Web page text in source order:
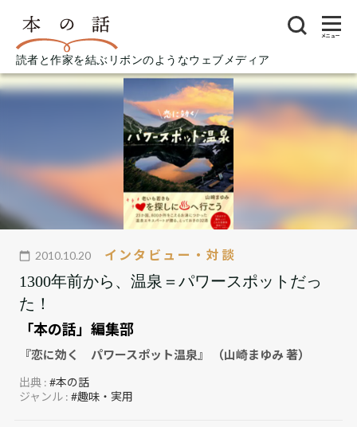
読者と作家を結ぶリボンのようなウェブメディア
メニュー
2010.10.20 インタビュー・対談
1300年前から、温泉＝パワースポットだっ
た！
「本の話」編集部
『恋に効く パワースポット温泉』 （山崎まゆみ 著）
出典 :#本の話
ジャンル :#趣味・実用